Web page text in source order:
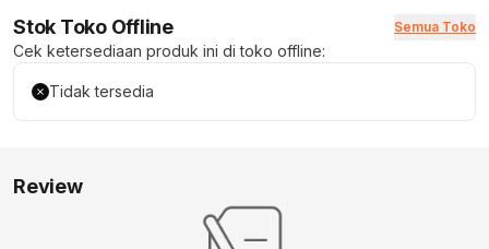
Stok Toko Offline Semua Toko
Cek ketersediaan produk ini di toko offline:
Tidak tersedia
Review